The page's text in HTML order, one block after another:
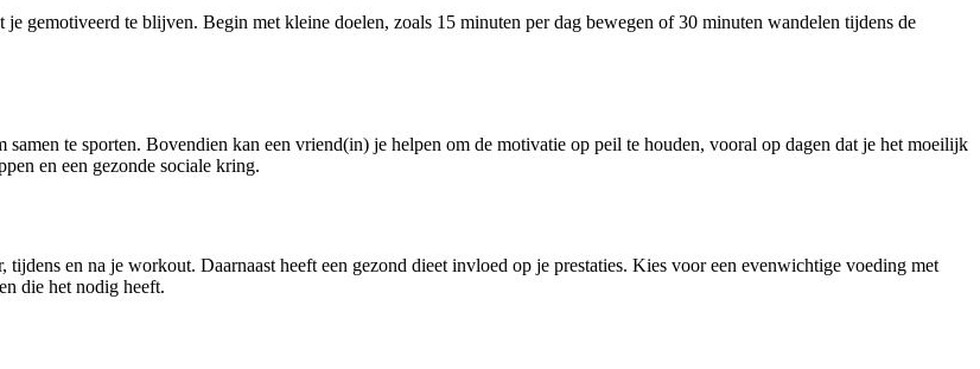
gemotiveerd te blijven. Begin met kleine doelen, zoals 15 minuten per dag bewegen of 30 minuten wandelen tijdens de
te sporten. Bovendien kan een vriend(in) je helpen om de motivatie op peil te houden, vooral op dagen dat je het moeilijk
en een gezonde sociale kring.
en na je workout. Daarnaast heeft een gezond dieet invloed op je prestaties. Kies voor een evenwichtige voeding met
die het nodig heeft.